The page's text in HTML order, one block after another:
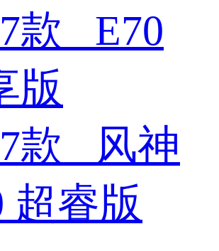
款 E70
版
款 风神
超睿版